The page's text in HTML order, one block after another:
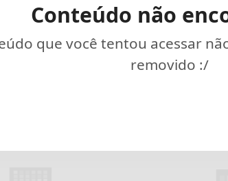
Conteúdo não
que você tentou acessar
removido :/